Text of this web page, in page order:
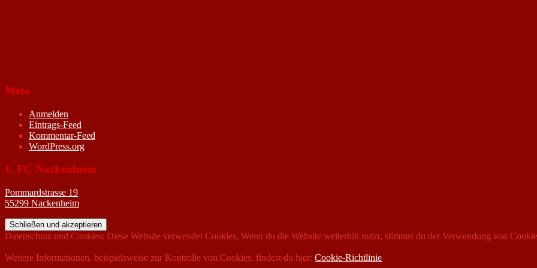
Meta
Anmelden
Eintrags-Feed
Kommentar-Feed
WordPress.org
1. FC Nackenheim
Pommardstrasse 19
55299 Nackenheim
Datenschutz und Cookies: Diese Website verwendet Cookies. Wenn du die Website weiterhin nutzt, stimmst du der Verwendung von
Weitere Informationen, beispielsweise zur Kontrolle von Cookies, findest du hier: Cookie-Richtlinie